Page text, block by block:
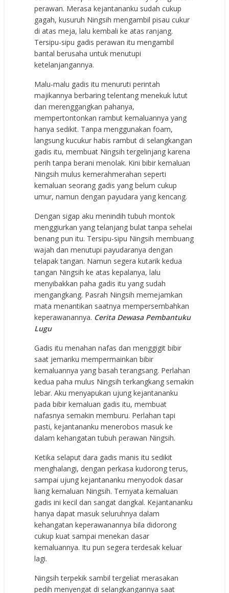
perawan. Merasa kejantananku sudah cukup
gagah, kusuruh Ningsih mengambil pisau cukur
di atas meja, lalu kembali ke atas ranjang.
Tersipu-sipu gadis perawan itu mengambil
bantal berusaha untuk menutupi
ketelanjangannya.
Malu-malu gadis itu menuruti perintah
majikannya berbaring telentang menekuk lutut
dan merenggangkan pahanya,
mempertontonkan rambut kemaluannya yang
hanya sedikit. Tanpa menggunakan foam,
langsung kucukur habis rambut di selangkangan
gadis itu, membuat Ningsih tergelinjang karena
perih tanpa berani menolak. Kini bibir kemaluan
Ningsih mulus kemerahmerahan seperti
kemaluan seorang gadis yang belum cukup
umur, namun dengan payudara yang kencang.
Dengan sigap aku menindih tubuh montok
menggiurkan yang telanjang bulat tanpa sehelai
benang pun itu. Tersipu-sipu Ningsih membuang
wajah dan menutupi payudaranya dengan
telapak tangan. Namun segera kutarik kedua
tangan Ningsih ke atas kepalanya, lalu
menyibakkan paha gadis itu yang sudah
mengangkang. Pasrah Ningsih memejamkan
mata menantikan saatnya mempersembahkan
keperawanannya. Cerita Dewasa Pembantuku
Lugu
Gadis itu menahan nafas dan menggigit bibir
saat jemariku mempermainkan bibir
kemaluannya yang basah terangsang. Perlahan
kedua paha mulus Ningsih terkangkang semakin
lebar. Aku menyapukan ujung kejantananku
pada bibir kemaluan gadis itu, membuat
nafasnya semakin memburu. Perlahan tapi
pasti, kejantananku menerobos masuk ke
dalam kehangatan tubuh perawan Ningsih.
Ketika selaput dara gadis manis itu sedikit
menghalangi, dengan perkasa kudorong terus,
sampai ujung kejantananku menyodok dasar
liang kemaluan Ningsih. Ternyata kemaluan
gadis ini kecil dan sangat dangkal. Kejantananku
hanya dapat masuk seluruhnya dalam
kehangatan keperawanannya bila didorong
cukup kuat sampai menekan dasar
kemaluannya. Itu pun segera terdesak keluar
lagi.
Ningsih terpekik sambil tergeliat merasakan
pedih menyengat di selangkangannya saat